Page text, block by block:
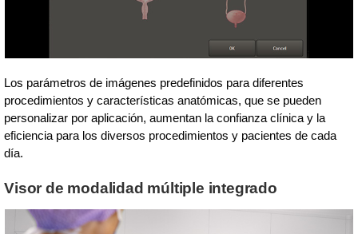
Los parámetros de imágenes predefinidos para diferentes
procedimientos y características anatómicas, que se pueden
personalizar por aplicación, aumentan la confianza clínica y la
eficiencia para los diversos procedimientos y pacientes de cada
día.
Visor de modalidad múltiple integrado